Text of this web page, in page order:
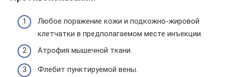
Любое поражение кожи и подкожно-жировой
клетчатки в предполагаемом месте инъекции.
Атрофия мышечной ткани.
Флебит пунктируемой вены.